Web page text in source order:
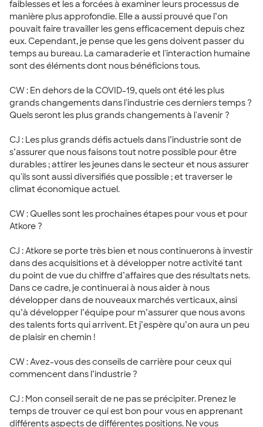
faiblesses et les a forcées à examiner leurs processus de
manière plus approfondie. Elle a aussi prouvé que l’on
pouvait faire travailler les gens efficacement depuis chez
eux. Cependant, je pense que les gens doivent passer du
temps au bureau. La camaraderie et l'interaction humaine
sont des éléments dont nous bénéficions tous.
CW : En dehors de la COVID-19, quels ont été les plus
grands changements dans l'industrie ces derniers temps ?
Quels seront les plus grands changements à l'avenir ?
CJ : Les plus grands défis actuels dans l’industrie sont de
s’assurer que nous faisons tout notre possible pour être
durables ; attirer les jeunes dans le secteur et nous assurer
qu'ils sont aussi diversifiés que possible ; et traverser le
climat économique actuel.
CW : Quelles sont les prochaines étapes pour vous et pour
Atkore ?
CJ : Atkore se porte très bien et nous continuerons à investir
dans des acquisitions et à développer notre activité tant
du point de vue du chiffre d’affaires que des résultats nets.
Dans ce cadre, je continuerai à nous aider à nous
développer dans de nouveaux marchés verticaux, ainsi
qu’à développer l’équipe pour m’assurer que nous avons
des talents forts qui arrivent. Et j’espère qu’on aura un peu
de plaisir en chemin !
CW : Avez-vous des conseils de carrière pour ceux qui
commencent dans l’industrie ?
CJ : Mon conseil serait de ne pas se précipiter. Prenez le
temps de trouver ce qui est bon pour vous en apprenant
différents aspects de différentes positions. Ne vous